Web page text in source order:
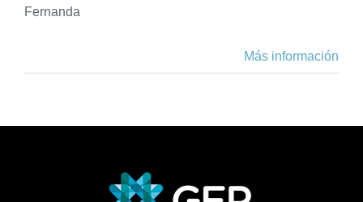
Fernanda
Más información